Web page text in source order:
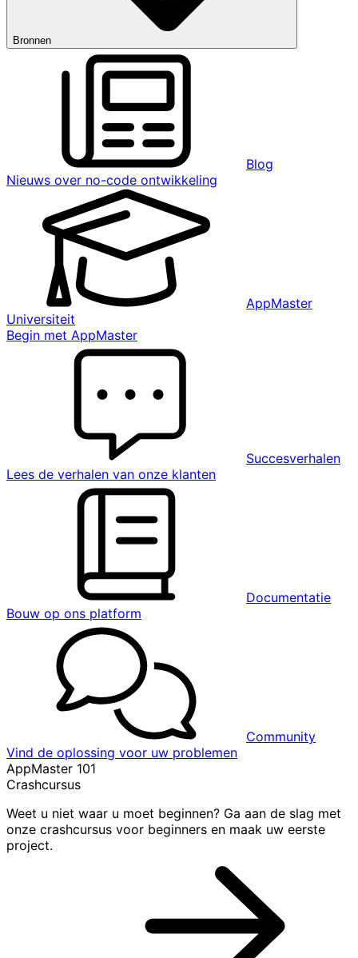
Bronnen
Blog
Nieuws over no-code ontwikkeling
AppMaster
Universiteit
Begin met AppMaster
Succesverhalen
Lees de verhalen van onze klanten
Documentatie
Bouw op ons platform
Community
Vind de oplossing voor uw problemen
AppMaster 101
Crashcursus
Weet u niet waar u moet beginnen? Ga aan de slag met
onze crashcursus voor beginners en maak uw eerste
project.